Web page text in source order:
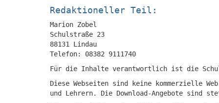
Redaktioneller Teil:
Marion Zobel
Schulstraße 23
88131 Lindau
Telefon: 08382 9111740
Für die Inhalte verantwortlich ist die
Diese Webseiten sind keine kommerzielle
und Lehrern. Die Download-Angebote sind